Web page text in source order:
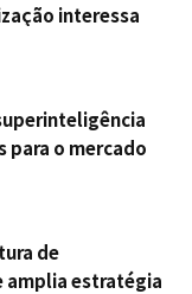
interessa
para o mercado
de
amplia estratégia